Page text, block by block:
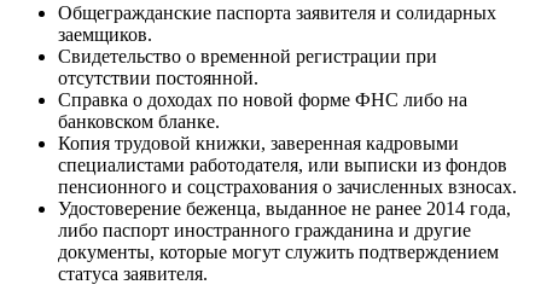
Общегражданские паспорта заявителя и солидарных
заемщиков.
Свидетельство о временной регистрации при
отсутствии постоянной.
Справка о доходах по новой форме ФНС либо на
банковском бланке.
Копия трудовой книжки, заверенная кадровыми
специалистами работодателя, или выписки из фондов
пенсионного и соцстрахования о зачисленных взносах.
Удостоверение беженца, выданное не ранее 2014 года,
либо паспорт иностранного гражданина и другие
документы, которые могут служить подтверждением
статуса заявителя.